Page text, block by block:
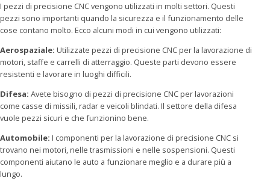
I pezzi di precisione CNC vengono utilizzati in molti settori. Questi
pezzi sono importanti quando la sicurezza e il funzionamento delle
cose contano molto. Ecco alcuni modi in cui vengono utilizzati:
Aerospaziale: Utilizzate pezzi di precisione CNC per la lavorazione di
motori, staffe e carrelli di atterraggio. Queste parti devono essere
resistenti e lavorare in luoghi difficili.
Difesa: Avete bisogno di pezzi di precisione CNC per lavorazioni
come casse di missili, radar e veicoli blindati. Il settore della difesa
vuole pezzi sicuri e che funzionino bene.
Automobile: I componenti per la lavorazione di precisione CNC si
trovano nei motori, nelle trasmissioni e nelle sospensioni. Questi
componenti aiutano le auto a funzionare meglio e a durare più a
lungo.